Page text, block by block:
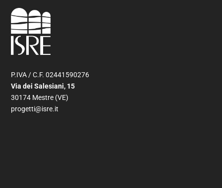
P.IVA / C.F. 02441590276
Via dei Salesiani, 15
30174 Mestre (VE)
progetti@isre.it